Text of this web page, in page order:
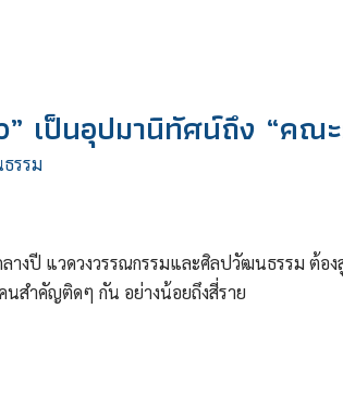
” เป็นอุปมานิทัศน์ถึง “คณ
รรม
างปี แวดวงวรรณกรรมและศิลปวัฒนธรรม ต้อ
สำคัญติดๆ กัน อย่างน้อยถึงสี่ราย